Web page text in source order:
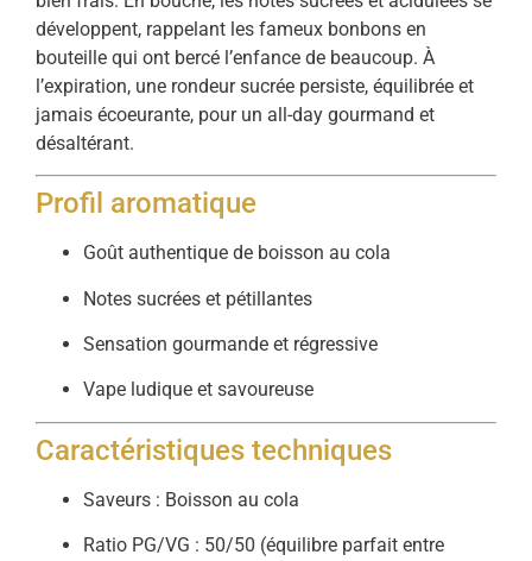
développent, rappelant les fameux bonbons en
bouteille qui ont bercé l’enfance de beaucoup. À
l’expiration, une rondeur sucrée persiste, équilibrée et
jamais écoeurante, pour un all-day gourmand et
désaltérant.
Profil aromatique
Goût authentique de boisson au cola
Notes sucrées et pétillantes
Sensation gourmande et régressive
Vape ludique et savoureuse
Caractéristiques techniques
Saveurs : Boisson au cola
Ratio PG/VG : 50/50 (équilibre parfait entre